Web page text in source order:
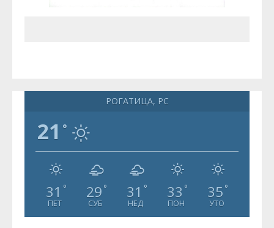
РОГАТИЦА, РС
21 °
31 °
ПЕТ
29 °
СУБ
31 °
НЕД
33 °
ПОН
35 °
УТО